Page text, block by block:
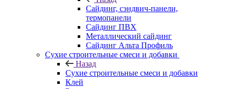
Cайдинг, сэндвич-панели,
термопанели
Сайдинг ПВХ
Металлический сайдинг
Сайдинг Альта Профиль
Сухие строительные смеси и добавки
Назад
Сухие строительные смеси и добавки
Клей